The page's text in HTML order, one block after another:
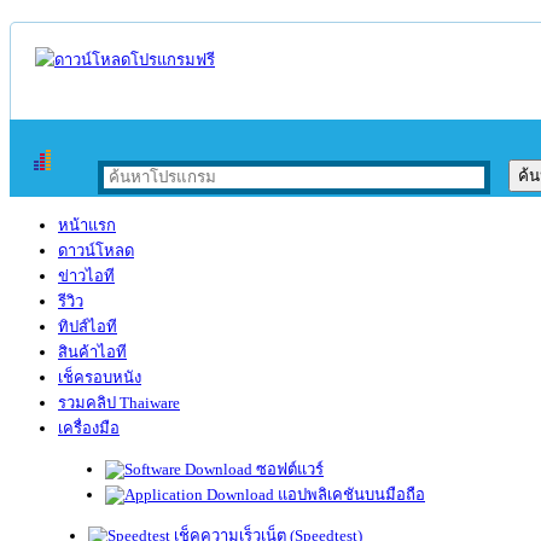
หน้าแรก
ดาวน์โหลด
ข่าวไอที
รีวิว
ทิปส์ไอที
สินค้าไอที
เช็ครอบหนัง
รวมคลิป Thaiware
เครื่องมือ
ซอฟต์แวร์
แอปพลิเคชันบนมือถือ
เช็คความเร็วเน็ต (Speedtest)